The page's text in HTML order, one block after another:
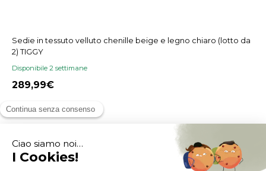
Sedie in tessuto velluto chenille beige e legno chiaro (lotto da
2) TIGGY
Disponibile 2 settimane
289,99